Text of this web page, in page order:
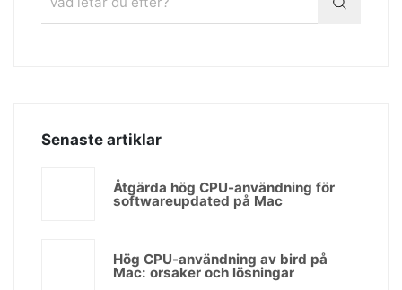
Senaste artiklar
Åtgärda hög CPU-användning för
softwareupdated på Mac
Hög CPU-användning av bird på
Mac: orsaker och lösningar